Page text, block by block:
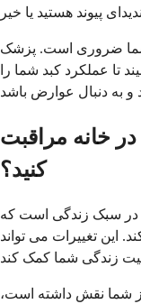
ضروری است. پزشک
تا عملکرد کبد شما را
خانه مراقبت
کنید؟
در سبک زندگی است که
این تغییرات می تواند
شما نقش داشته است،